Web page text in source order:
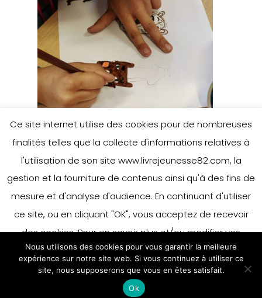
Ce site internet utilise des cookies pour de nombreuses
finalités telles que la collecte d'informations relatives à
l'utilisation de son site www.livrejeunesse82.com, la
gestion et la fourniture de contenus ainsi qu'à des fins de
mesure et d'analyse d'audience. En continuant d'utiliser
ce site, ou en cliquant "OK", vous acceptez de recevoir
des cookies. Pour en savoir plus et/ou modifier vos
préférences en matière de cookies, merci de vous référer
à notre politique sur les cookies.
Accepter
En savoir plus
Nous utilisons des cookies pour vous garantir la meilleure
expérience sur notre site web. Si vous continuez à utiliser ce
site, nous supposerons que vous en êtes satisfait.
Ok